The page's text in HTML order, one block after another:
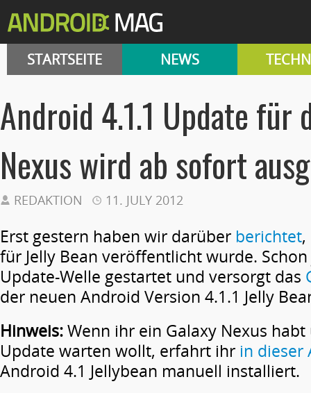
STARTSEITE NEWS
Android 4.1.1 Update für
Nexus wird ab sofort
REDAKTION 11. JULY 2012
Erst gestern haben wir darüber berichtet
für Jelly Bean veröffentlicht wurde.
Update-Welle gestartet und versorgt das
der neuen Android Version 4.1.1 Jelly
Hinweis:Wenn ihr ein Galaxy Nexus
Update warten wollt, erfahrt ihr in dieser
Android 4.1 Jellybean manuell installiert.